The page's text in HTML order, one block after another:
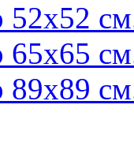
52х52
65х65
89х89